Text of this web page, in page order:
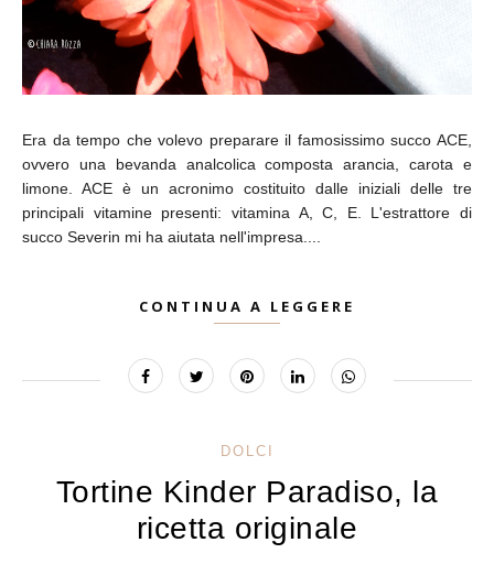
Era da tempo che volevo preparare il famosissimo succo ACE,
ovvero una bevanda analcolica composta arancia, carota e
limone. ACE è un acronimo costituito dalle iniziali delle tre
principali vitamine presenti: vitamina A, C, E. L'estrattore di
succo Severin mi ha aiutata nell'impresa....
CONTINUA A LEGGERE
DOLCI
Tortine Kinder Paradiso, la
ricetta originale